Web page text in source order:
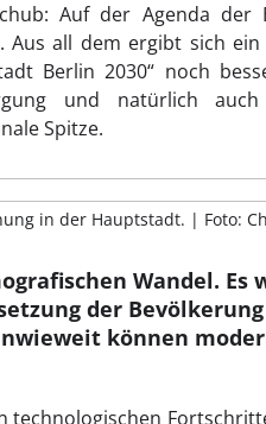
Auf der Agenda
all dem ergibt sich
Berlin 2030“ noch
und natürlich
Spitze.
in der Hauptstadt. | Foto:
Wandel. Es
der
können
technologischen